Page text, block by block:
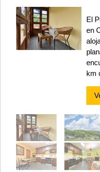
El
en
km